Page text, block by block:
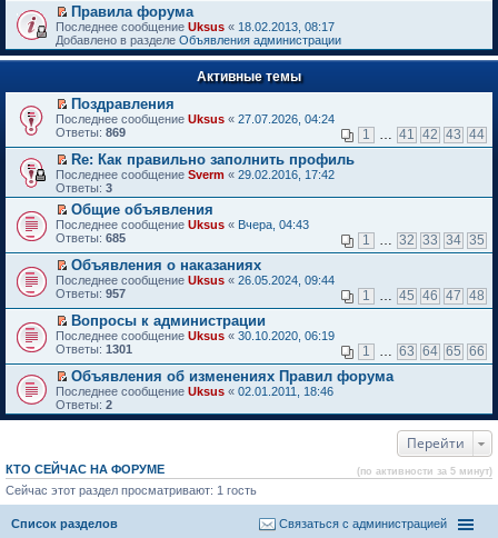
й
т
и
к
п
в
о
м
у
н
е
п
р
о
ч
и
а
н
н
о
м
у
с
о
о
б
щ
е
н
П
е
р
е
т
и
к
п
р
в
о
м
у
н
е
п
р
о
ч
т
а
н
н
о
м
у
с
о
щ
е
н
и
Правила форума
Последнее сообщение Uksus « 18.02.2013, 08:17
Добавлено в разделе Объявления администрации
Активные темы
П
е
е
й
т
и
к
п
е
в
о
м
у
н
е
п
р
о
ч
и
т
а
о
м
у
с
о
Поздравления
Последнее сообщение Uksus « 27.07.2026, 04:24
Ответы: 869 1 … 41 42 43 44
П
е
р
е
й
т
и
к
п
е
в
о
м
у
н
е
п
р
о
т
а
н
н
м
Re: Как правильно заполнить профиль
Последнее сообщение Sverm « 29.02.2016, 17:42
Ответы: 3
П
е
е
й
т
и
к
п
е
р
в
о
м
у
н
о
ч
а
Общие объявления
Последнее сообщение Uksus « Вчера, 04:43
Ответы: 685 1 … 32 33 34 35
П
е
е
й
т
и
к
п
е
р
в
у
н
е
п
о
Объявления о наказаниях
Последнее сообщение Uksus « 26.05.2024, 09:44
Ответы: 957 1 … 45 46 47 48
П
е
е
й
т
и
р
в
о
м
у
н
Вопросы к администрации
Последнее сообщение Uksus « 30.10.2020, 06:19
Ответы: 1301 1 … 63 64 65 66
П
е
р
и
к
п
е
р
Объявления об изменениях Правил форума
Последнее сообщение Uksus « 02.01.2011, 18:46
Ответы: 2
Перейти
КТО СЕЙЧАС НА ФОРУМЕ (по активности за 5 минут)
Сейчас этот раздел просматривают: 1 гость
Список разделов Связаться с администрацией